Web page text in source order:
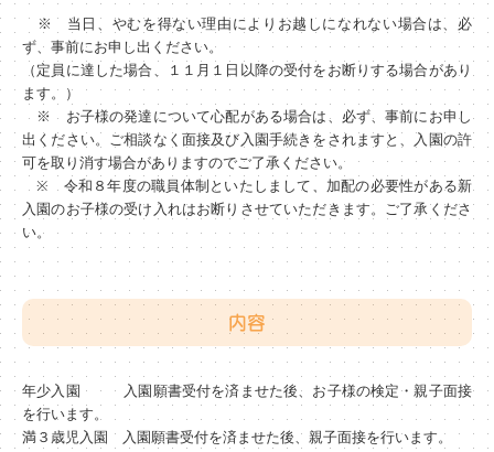
※ 当日、やむを得ない理由によりお越しになれない場合は、必
ず、事前にお申し出ください。
（定員に達した場合、１１月１日以降の受付をお断りする場合があり
ます。）
※ お子様の発達について心配がある場合は、必ず、事前にお申し
出ください。ご相談なく面接及び入園手続きをされますと、入園の許
可を取り消す場合がありますのでご了承ください。
※ 令和８年度の職員体制といたしまして、加配の必要性がある新
入園のお子様の受け入れはお断りさせていただきます。ご了承くださ
い。
内容
年少入園 入園願書受付を済ませた後、お子様の検定・親子面接
を行います。
満３歳児入園 入園願書受付を済ませた後、親子面接を行います。